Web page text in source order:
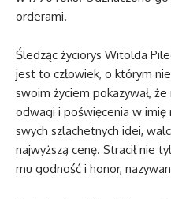
orderami.
Śledząc życiorys Witolda
jest to człowiek, o którym
swoim życiem pokazywał,
odwagi i poświęcenia w imię
swych szlachetnych idei,
najwyższą cenę. Stracił nie
mu godność i honor,